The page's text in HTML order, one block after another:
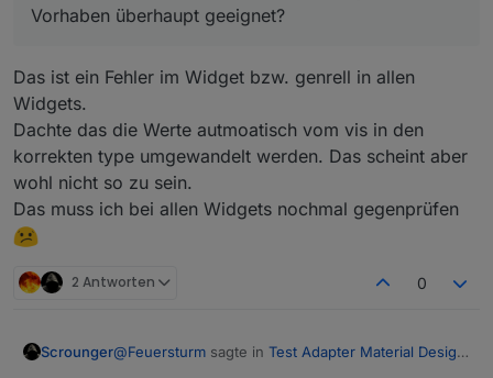
Spoiler
Edit:
Ich nutze Material Design Widgets 0.3.0
Edit: verschoben, da Frage Fehler betrifft
Vorhaben überhaupt geeignet?
Das ist ein Fehler im Widget bzw. genrell in allen
Widgets.
Dachte das die Werte autmoatisch vom vis in den
korrekten type umgewandelt werden. Das scheint aber
wohl nicht so zu sein.
Das muss ich bei allen Widgets nochmal gegenprüfen
2 Antworten 0
Scrounger@Feuersturm sagte in Test Adapter Material Design